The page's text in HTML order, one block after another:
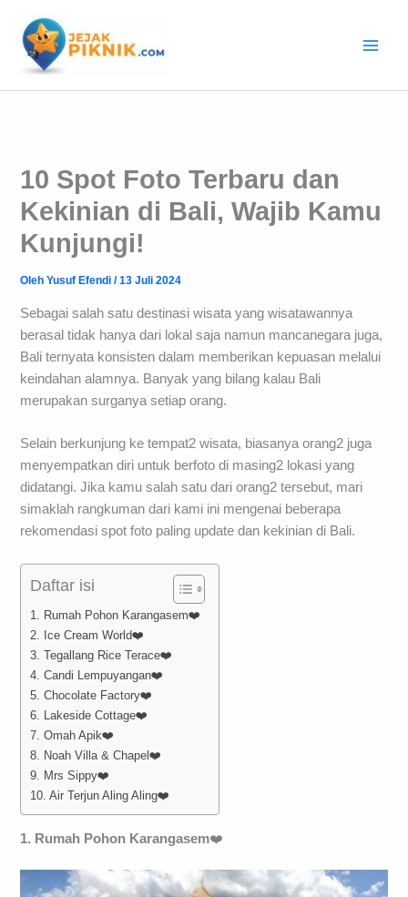
konten
10 Spot Foto Terbaru dan
Kekinian di Bali, Wajib Kamu
Kunjungi!
OlehYusuf Efendi/13 Juli 2024
Sebagai salah satu destinasi wisata yang wisatawannya
berasal tidak hanya dari lokal saja namun mancanegara juga,
Bali ternyata konsisten dalam memberikan kepuasan melalui
keindahan alamnya. Banyak yang bilang kalau Bali
merupakan surganya setiap orang.
Selain berkunjung ke tempat2 wisata, biasanya orang2 juga
menyempatkan diri untuk berfoto di masing2 lokasi yang
didatangi. Jika kamu salah satu dari orang2 tersebut, mari
simaklah rangkuman dari kami ini mengenai beberapa
rekomendasi spot foto paling update dan kekinian di Bali.
Daftar isi
1. Rumah Pohon Karangasem❤️
2. Ice Cream World❤️
3. Tegallang Rice Terace❤️
4. Candi Lempuyangan❤️
5. Chocolate Factory❤️
6. Lakeside Cottage❤️
7. Omah Apik❤️
8. Noah Villa & Chapel❤️
9. Mrs Sippy❤️
10. Air Terjun Aling Aling❤️
1. Rumah Pohon Karangasem❤️